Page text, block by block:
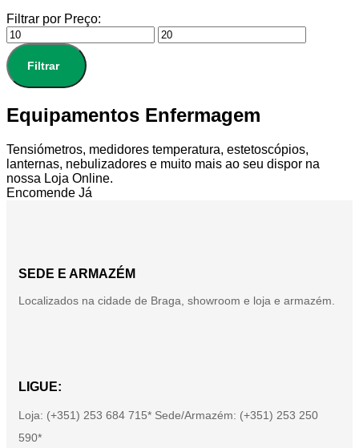
Filtrar por Preço:
Filtrar
Equipamentos Enfermagem
Tensiómetros, medidores temperatura, estetoscópios,
lanternas, nebulizadores e muito mais ao seu dispor na
nossa Loja Online.
Encomende Já
SEDE E ARMAZÉM
Localizados na cidade de Braga, showroom e loja e armazém.
LIGUE:
Loja: (+351) 253 684 715* Sede/Armazém: (+351) 253 250
590*